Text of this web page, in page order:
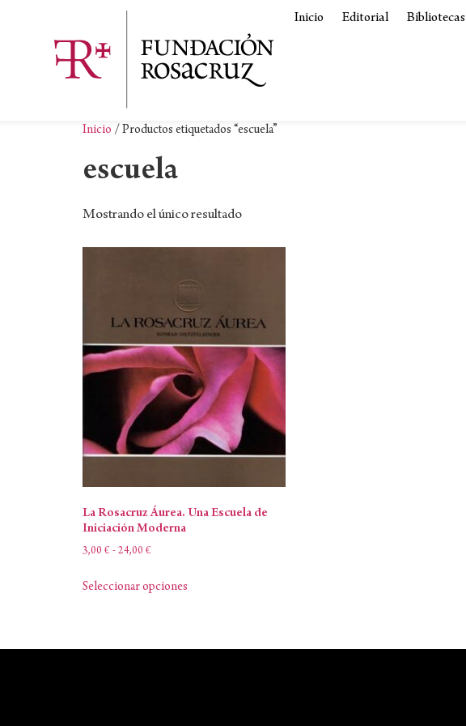
Inicio Editorial Bibliotecas
Inicio / Productos etiquetados “escuela”
escuela
Mostrando el único resultado
La Rosacruz Áurea. Una Escuela de
Iniciación Moderna
3,00 € - 24,00 €
Seleccionar opciones